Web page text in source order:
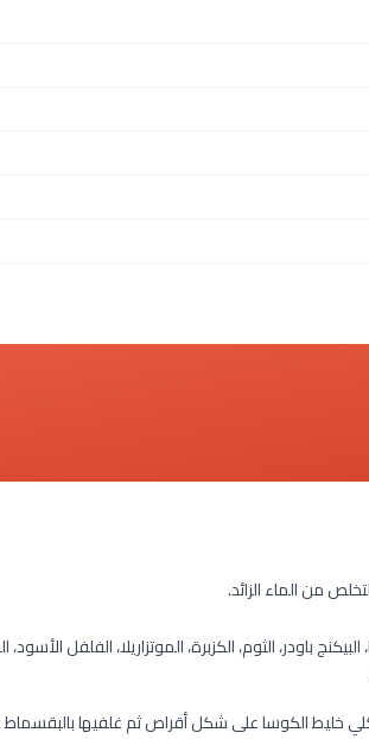
من الماء الزائد.
باودر، الثوم، الكزبرة، الموتزاريلا، الفلفل
الكوسا على شكل أقراص ثم غلفيها بالبقسماط